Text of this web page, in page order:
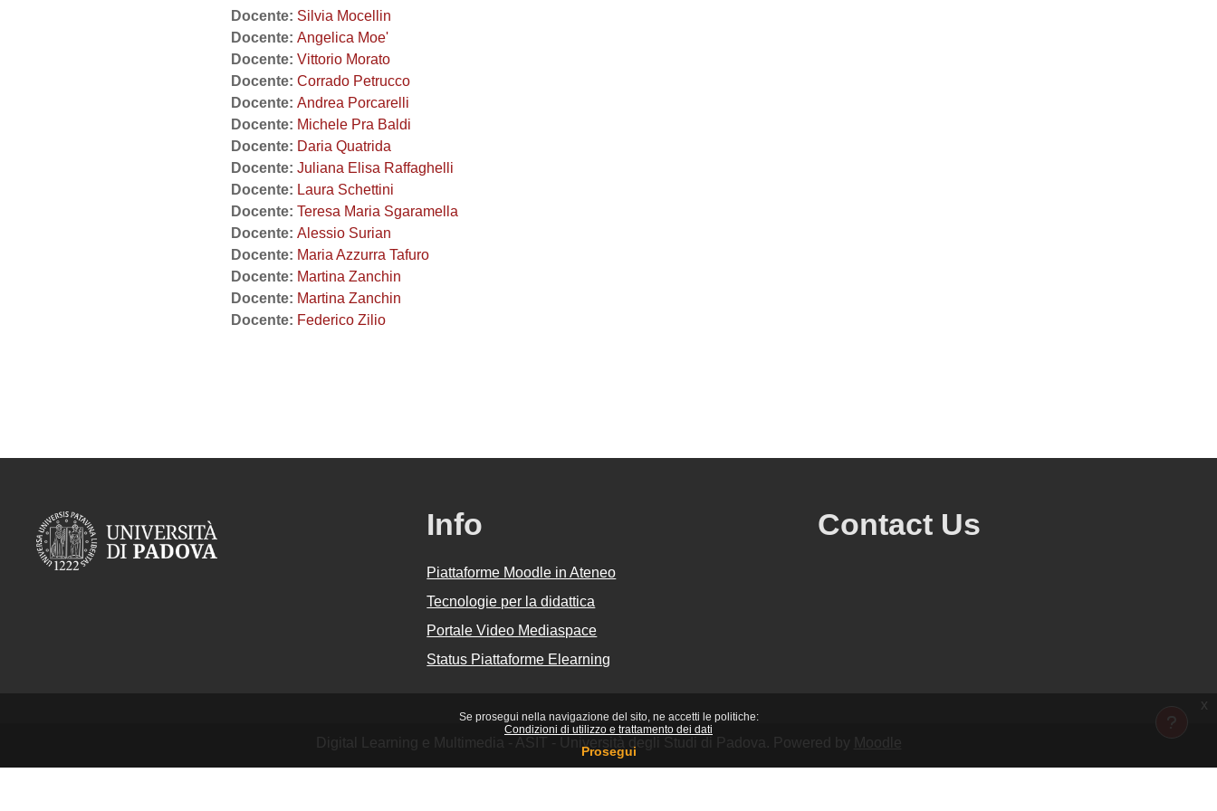
Se prosegui nella navigazione del sito, ne accetti le politiche:
Condizioni di utilizzo e trattamento dei dati
Prosegui
x
Docente: Silvia Mocellin
Docente: Angelica Moe'
Docente: Vittorio Morato
Docente: Corrado Petrucco
Docente: Andrea Porcarelli
Docente: Michele Pra Baldi
Docente: Daria Quatrida
Docente: Juliana Elisa Raffaghelli
Docente: Laura Schettini
Docente: Teresa Maria Sgaramella
Docente: Alessio Surian
Docente: Maria Azzurra Tafuro
Docente: Martina Zanchin
Docente: Martina Zanchin
Docente: Federico Zilio
Info
Piattaforme Moodle in Ateneo
Tecnologie per la didattica
Portale Video Mediaspace
Status Piattaforme Elearning
Contact Us
Digital Learning e Multimedia - ASIT - Università degli Studi di Padova. Powered by Moodle